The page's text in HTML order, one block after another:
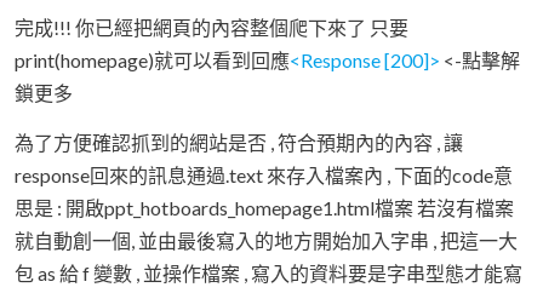
完成!!! 你已經把網頁的內容整個爬下來了 只要
print(homepage)就可以看到回應<Response [200]> <-點擊解
鎖更多
為了方便確認抓到的網站是否 , 符合預期內的內容 , 讓
response回來的訊息通過.text 來存入檔案內 , 下面的code意
思是 : 開啟ppt_hotboards_homepage1.html檔案 若沒有檔案
就自動創一個, 並由最後寫入的地方開始加入字串 , 把這一大
包 as 給 f 變數 , 並操作檔案 , 寫入的資料要是字串型態才能寫